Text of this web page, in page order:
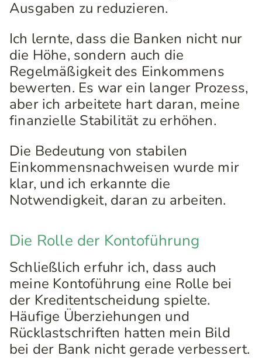
Ausgaben zu reduzieren.
Ich lernte, dass die Banken nicht nur
die Höhe, sondern auch die
Regelmäßigkeit des Einkommens
bewerten. Es war ein langer Prozess,
aber ich arbeitete hart daran, meine
finanzielle Stabilität zu erhöhen.
Die Bedeutung von stabilen
Einkommensnachweisen wurde mir
klar, und ich erkannte die
Notwendigkeit, daran zu arbeiten.
Die Rolle der Kontoführung
Schließlich erfuhr ich, dass auch
meine Kontoführung eine Rolle bei
der Kreditentscheidung spielte.
Häufige Überziehungen und
Rücklastschriften hatten mein Bild
bei der Bank nicht gerade verbessert.